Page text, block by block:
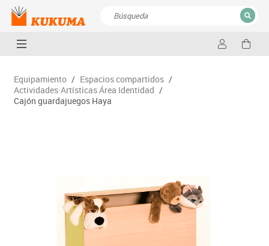
CERRAR
Equipamiento / Espacios compartidos /
Actividades·Artísticas Área Identidad /
Cajón guardajuegos Haya